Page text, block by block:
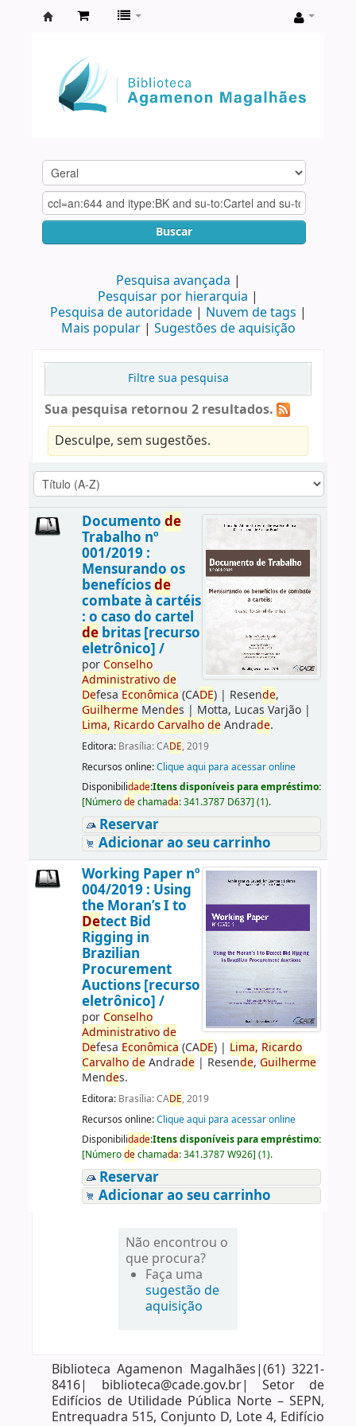
Agamenon
Magalhães
Buscar
Pesquisa avançada
Pesquisar por hierarquia
Pesquisa de autoridade
Nuvem de tags
Mais popular
Sugestões de aquisição
Filtre sua pesquisa
Sua pesquisa retornou 2 resultados.
Desculpe, sem sugestões.
Documento de
Trabalho nº
001/2019 :
Mensurando os
benefíciosde
combate à cartéis
: o caso do cartel
debritas [recurso
eletrônico] /
porConselho
Administrativo de
Defesa Econômica (CADE)| Resende,
GuilhermeMendes | Motta, Lucas Varjão|
Lima, Ricardo Carvalho deAndrade.
Editora: Brasília: CADE, 2019
Recursos online:Clique aqui para acessar online
Disponibilidade:Itens disponíveis para empréstimo:
[Númerodechamada:341.3787 D637] (1).
Reservar
Adicionar ao seu carrinho
Working Paper nº
004/2019 : Using
the Moran’s I to
Detect Bid
Rigging in
Brazilian
Procurement
Auctions [recurso
eletrônico] /
porConselho
Administrativo de
Defesa Econômica (CADE)| Lima, Ricardo
Carvalho deAndrade| Resende, Guilherme
Mendes.
Editora: Brasília: CADE, 2019
Recursos online:Clique aqui para acessar online
Disponibilidade:Itens disponíveis para empréstimo:
[Númerodechamada:341.3787 W926] (1).
Reservar
Adicionar ao seu carrinho
Não encontrou o
que procura?
Faça uma
sugestão de
aquisição
Biblioteca Agamenon Magalhães|(61) 3221-
8416| biblioteca@cade.gov.br| Setor de
Edifícios de Utilidade Pública Norte – SEPN,
Entrequadra 515, Conjunto D, Lote 4, Edifício